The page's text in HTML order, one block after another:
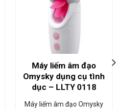
Máy liếm âm đạo
Omysky dụng cụ tình
dục – LLTY 0118
Máy liếm âm đạo Omysky